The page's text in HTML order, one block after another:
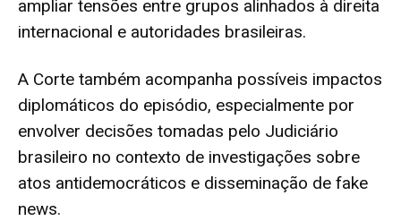
ampliar tensões entre grupos alinhados à direita
internacional e autoridades brasileiras.
A Corte também acompanha possíveis impactos
diplomáticos do episódio, especialmente por
envolver decisões tomadas pelo Judiciário
brasileiro no contexto de investigações sobre
atos antidemocráticos e disseminação de fake
news.